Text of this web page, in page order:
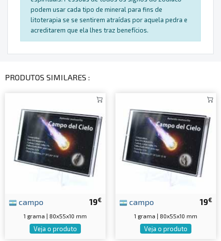
podem usar cada tipo de mineral para fins de
litoterapia se se sentirem atraídas por aquela pedra e
acreditarem que ela lhes traz benefícios.
PRODUTOS SIMILARES :
19€
campo
1 grama | 80x55x10 mm
Veja o produto
19€
campo
1 grama | 80x55x10 mm
Veja o produto